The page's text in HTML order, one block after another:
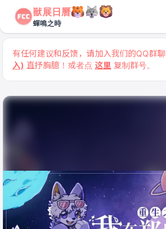
獸展日曆
蟬鳴之時
有任何建议和反馈，请加入我们的QQ群聊
入) 直抒胸臆！或者点 这里 复制群号。